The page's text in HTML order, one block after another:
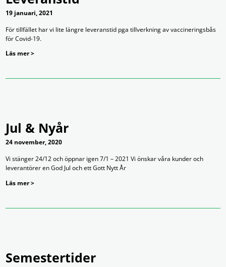
19 januari, 2021
För tillfället har vi lite längre leveranstid pga tillverkning av vaccineringsbås
för Covid-19.
Läs mer >
Jul & Nyår
24 november, 2020
Vi stänger 24/12 och öppnar igen 7/1 – 2021 Vi önskar våra kunder och
leverantörer en God Jul och ett Gott Nytt År
Läs mer >
Semestertider